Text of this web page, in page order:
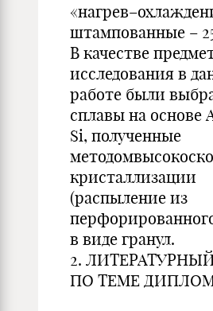
штампованные –
В качестве
исследования в
работе были
сплавы на основе
Si, полученные
кристаллизации
(распыление из
в виде гранул.
2.
ПО ТЕМЕ